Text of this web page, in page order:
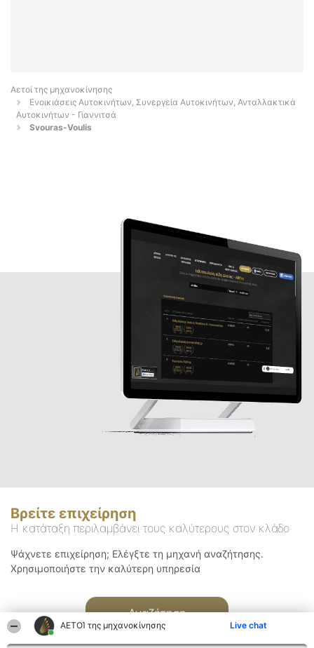
ΑΕΤΟΊ της μηχανοκίνησης Live chat
Αετοί της μηχανοκίνησης
Ενοικιάσεις Αυτοκινήτων, Συνεργεία Αυτοκινήτων, Ανταλλακτικά
Αυτοκινήτων - Γιαννιτσά
Svouras-Voulis
Βρείτε επιχείρηση
Η κατάταξη περιλαμβάνει τους καλύτερους στον κλάδο
Ψάχνετε επιχείρηση; Ελέγξτε τη μηχανή αναζήτησης.
Χρησιμοποιήστε την καλύτερη υπηρεσία
Αναζήτηση